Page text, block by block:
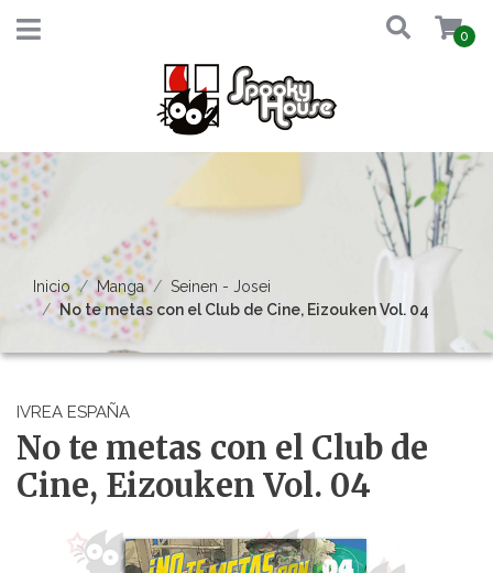
0
Inicio Manga
Seinen - Josei
No te metas con el Club de Cine, Eizouken Vol. 04
IVREA ESPAÑA
No te metas con el Club de
Cine, Eizouken Vol. 04